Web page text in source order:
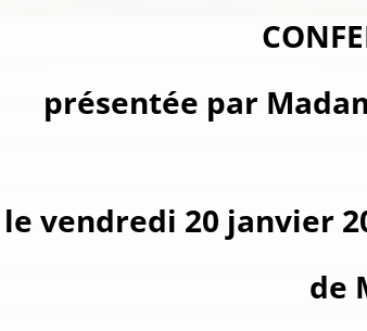
présentée par
le vendredi 20 janvier
de